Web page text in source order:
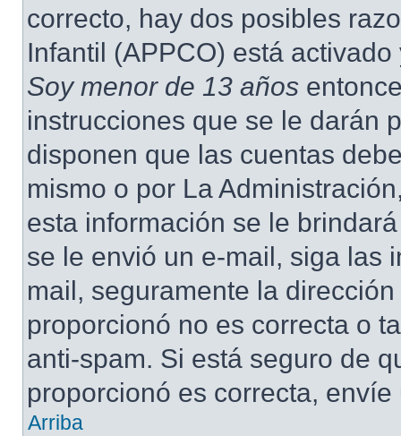
correcto, hay dos posibles
Infantil (APPCO) está
Soy menor de 13 años
instrucciones que se le darán
disponen que las cuentas
mismo o por La
esta información se le
se le envió un e-mail, siga las
mail, seguramente la
proporcionó no es correcta o
anti-spam. Si está seguro de
proporcionó es correcta,
Arriba